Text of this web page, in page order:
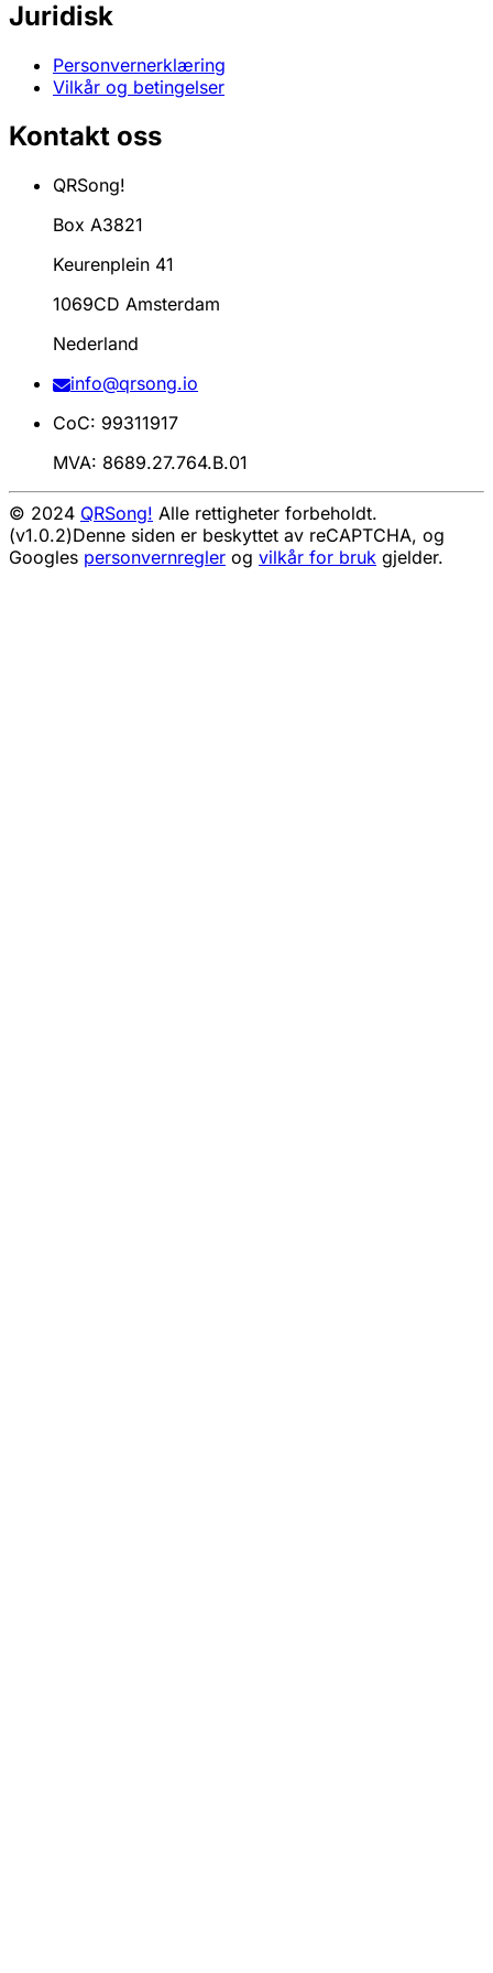
Juridisk
Personvernerklæring
Vilkår og betingelser
Kontakt oss
QRSong!
Box A3821
Keurenplein 41
1069CD Amsterdam
Nederland
info@qrsong.io
CoC: 99311917
MVA: 8689.27.764.B.01
© 2024 QRSong! Alle rettigheter forbeholdt.
(v1.0.2)Denne siden er beskyttet av reCAPTCHA, og
Googles personvernregler og vilkår for bruk gjelder.